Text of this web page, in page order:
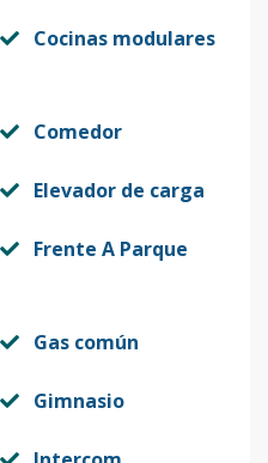
Cocinas modulares
Comedor
Elevador de carga
Frente A Parque
Gas común
Gimnasio